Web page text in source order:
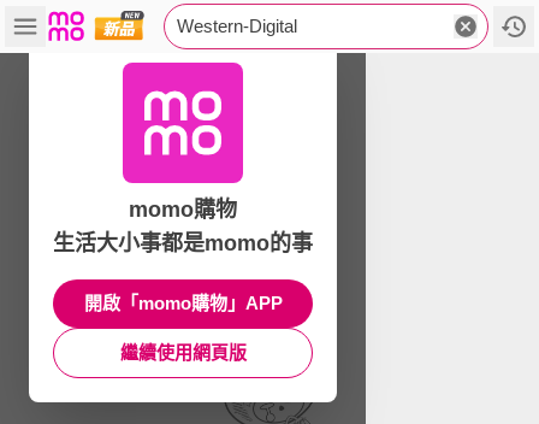
Western-Digital
momo購物
生活大小事都是momo的事
開啟「momo購物」APP
繼續使用網頁版